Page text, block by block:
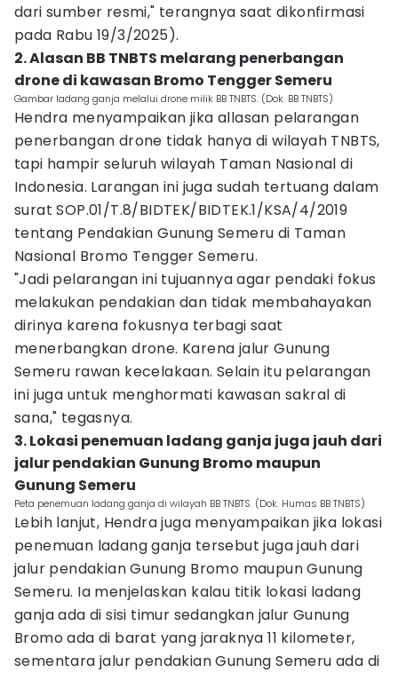
dari sumber resmi," terangnya saat dikonfirmasi
pada Rabu 19/3/2025).
2. Alasan BB TNBTS melarang penerbangan
drone di kawasan Bromo Tengger Semeru
Gambar ladang ganja melalui drone milik BB TNBTS. (Dok. BB TNBTS)
Hendra menyampaikan jika allasan pelarangan
penerbangan drone tidak hanya di wilayah TNBTS,
tapi hampir seluruh wilayah Taman Nasional di
Indonesia. Larangan ini juga sudah tertuang dalam
surat SOP.01/T.8/BIDTEK/BIDTEK.1/KSA/4/2019
tentang Pendakian Gunung Semeru di Taman
Nasional Bromo Tengger Semeru.
"Jadi pelarangan ini tujuannya agar pendaki fokus
melakukan pendakian dan tidak membahayakan
dirinya karena fokusnya terbagi saat
menerbangkan drone. Karena jalur Gunung
Semeru rawan kecelakaan. Selain itu pelarangan
ini juga untuk menghormati kawasan sakral di
sana," tegasnya.
3. Lokasi penemuan ladang ganja juga jauh dari
jalur pendakian Gunung Bromo maupun
Gunung Semeru
Peta penemuan ladang ganja di wilayah BB TNBTS. (Dok. Humas BB TNBTS)
Lebih lanjut, Hendra juga menyampaikan jika lokasi
penemuan ladang ganja tersebut juga jauh dari
jalur pendakian Gunung Bromo maupun Gunung
Semeru. Ia menjelaskan kalau titik lokasi ladang
ganja ada di sisi timur sedangkan jalur Gunung
Bromo ada di barat yang jaraknya 11 kilometer,
sementara jalur pendakian Gunung Semeru ada di